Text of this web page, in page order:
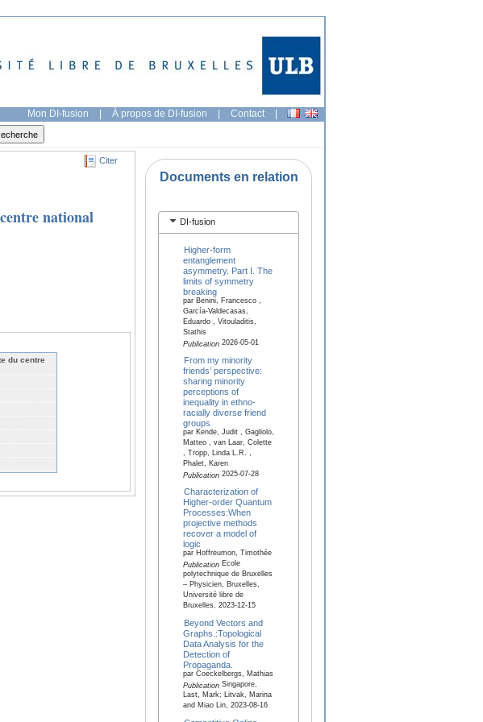
Mon DI-fusion | À propos de DI-fusion | Contact |
Citer
national
du centre
Documents en relation
DI-fusion
Higher-form
entanglement
asymmetry. Part I. The
limits of symmetry
breaking
par Benini, Francesco ,
García-Valdecasas,
Eduardo , Vitouladitis,
Stathis
Publication2026-05-01
From my minority
friends’ perspective:
sharing minority
perceptions of
inequality in ethno-
racially diverse friend
groups
par Kende, Judit , Gagliolo,
Matteo , van Laar, Colette
, Tropp, Linda L.R. ,
Phalet, Karen
Publication2025-07-28
Characterization of
Higher-order Quantum
Processes:When
projective methods
recover a model of
logic
par Hoffreumon, Timothée
PublicationEcole
polytechnique de Bruxelles
– Physicien, Bruxelles,
Université libre de
Bruxelles, 2023-12-15
Beyond Vectors and
Graphs.:Topological
Data Analysis for the
Detection of
Propaganda.
par Coeckelbergs, Mathias
PublicationSingapore,
Last, Mark; Litvak, Marina
and Miao Lin, 2023-08-16